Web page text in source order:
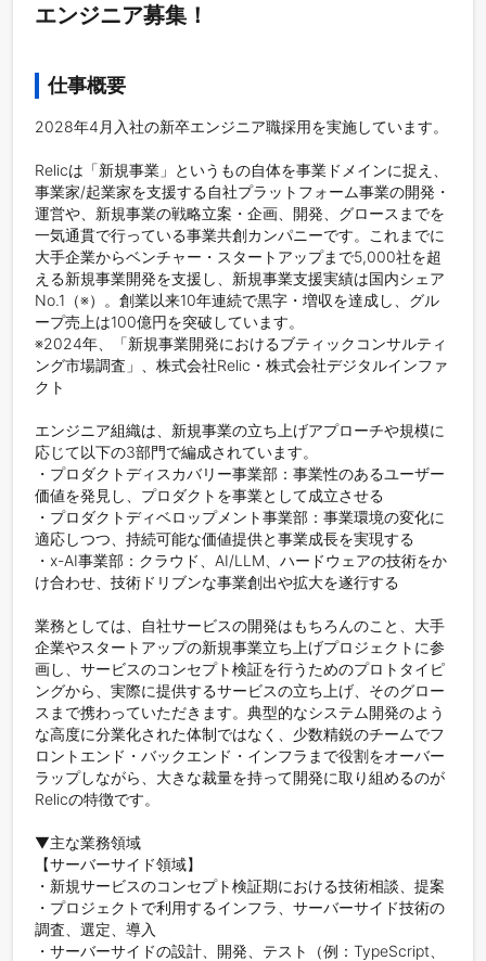
エンジニア募集！
仕事概要
2028年4月入社の新卒エンジニア職採用を実施しています。
Relicは「新規事業」というもの自体を事業ドメインに捉え、
事業家/起業家を支援する自社プラットフォーム事業の開発・
運営や、新規事業の戦略立案・企画、開発、グロースまでを
一気通貫で行っている事業共創カンパニーです。これまでに
大手企業からベンチャー・スタートアップまで5,000社を超
える新規事業開発を支援し、新規事業支援実績は国内シェア
No.1（※）。創業以来10年連続で黒字・増収を達成し、グル
ープ売上は100億円を突破しています。
※2024年、「新規事業開発におけるブティックコンサルティ
ング市場調査」、株式会社Relic・株式会社デジタルインファ
クト
エンジニア組織は、新規事業の立ち上げアプローチや規模に
応じて以下の3部門で編成されています。
・プロダクトディスカバリー事業部：事業性のあるユーザー
価値を発見し、プロダクトを事業として成立させる
・プロダクトディベロップメント事業部：事業環境の変化に
適応しつつ、持続可能な価値提供と事業成長を実現する
・x-AI事業部：クラウド、AI/LLM、ハードウェアの技術をか
け合わせ、技術ドリブンな事業創出や拡大を遂行する
業務としては、自社サービスの開発はもちろんのこと、大手
企業やスタートアップの新規事業立ち上げプロジェクトに参
画し、サービスのコンセプト検証を行うためのプロトタイピ
ングから、実際に提供するサービスの立ち上げ、そのグロー
スまで携わっていただきます。典型的なシステム開発のよう
な高度に分業化された体制ではなく、少数精鋭のチームでフ
ロントエンド・バックエンド・インフラまで役割をオーバー
ラップしながら、大きな裁量を持って開発に取り組めるのが
Relicの特徴です。
▼主な業務領域
【サーバーサイド領域】
・新規サービスのコンセプト検証期における技術相談、提案
・プロジェクトで利用するインフラ、サーバーサイド技術の
調査、選定、導入
・サーバーサイドの設計、開発、テスト（例：TypeScript、